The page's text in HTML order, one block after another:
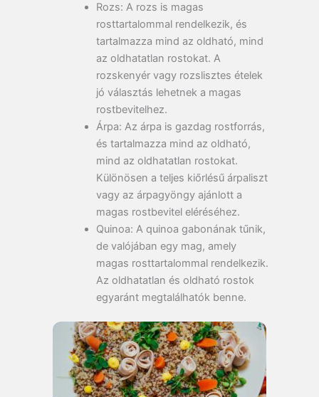
Rozs: A rozs is magas
rosttartalommal rendelkezik, és
tartalmazza mind az oldható, mind
az oldhatatlan rostokat. A
rozskenyér vagy rozslisztes ételek
jó választás lehetnek a magas
rostbevitelhez.
Árpa: Az árpa is gazdag rostforrás,
és tartalmazza mind az oldható,
mind az oldhatatlan rostokat.
Különösen a teljes kiőrlésű árpaliszt
vagy az árpagyöngy ajánlott a
magas rostbevitel eléréséhez.
Quinoa: A quinoa gabonának tűnik,
de valójában egy mag, amely
magas rosttartalommal rendelkezik.
Az oldhatatlan és oldható rostok
egyaránt megtalálhatók benne.